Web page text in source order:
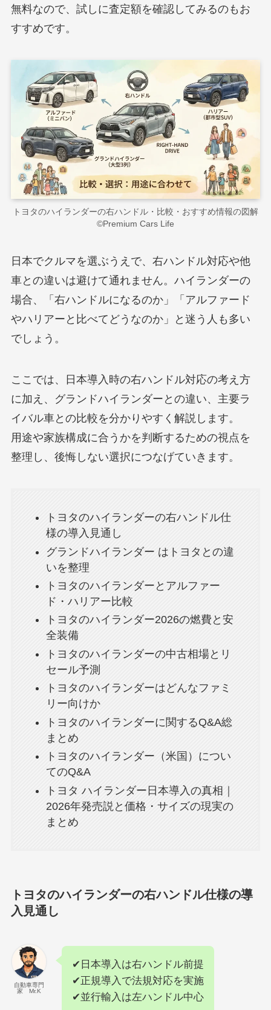
無料なので、試しに査定額を確認してみるのもお
すすめです。
トヨタのハイランダーの右ハンドル・比較・おすすめ情報の図解
©Premium Cars Life
日本でクルマを選ぶうえで、右ハンドル対応や他
車との違いは避けて通れません。ハイランダーの
場合、「右ハンドルになるのか」「アルファード
やハリアーと比べてどうなのか」と迷う人も多い
でしょう。
ここでは、日本導入時の右ハンドル対応の考え方
に加え、グランドハイランダーとの違い、主要ラ
イバル車との比較を分かりやすく解説します。
用途や家族構成に合うかを判断するための視点を
整理し、後悔しない選択につなげていきます。
トヨタのハイランダーの右ハンドル仕
様の導入見通し
グランドハイランダー はトヨタとの違
いを整理
トヨタのハイランダーとアルファー
ド・ハリアー比較
トヨタのハイランダー2026の燃費と安
全装備
トヨタのハイランダーの中古相場とリ
セール予測
トヨタのハイランダーはどんなファミ
リー向けか
トヨタのハイランダーに関するQ&A総
まとめ
トヨタのハイランダー（米国）につい
てのQ&A
トヨタ ハイランダー日本導入の真相｜
2026年発売説と価格・サイズの現実の
まとめ
トヨタのハイランダーの右ハンドル仕様の導
入見通し
自動車専門
家 Mr.K
✔日本導入は右ハンドル前提
✔正規導入で法規対応を実施
✔並行輸入は左ハンドル中心